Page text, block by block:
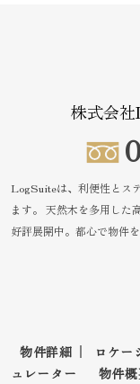
株式会
LogSuiteは、利便性とス
ます。 天然木を多用した
好評展開中。都心で物件
物件詳細 ロケー
ュレーター
物件